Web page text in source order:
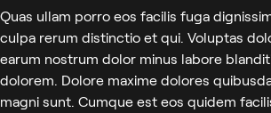
Quas ullam porro eos facilis fuga
culpa rerum distinctio et qui. Voluptas
earum nostrum dolor minus labore
dolorem. Dolore maxime dolores
magni sunt. Cumque est eos quidem